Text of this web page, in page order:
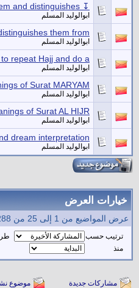
↧ What are the days of Tashreeq? What is special about them and distinguishes
ابوالوليد المسلم
them from
ابوالوليد المسلم
repeat Hajj and do a
ابوالوليد المسلم
of Surat MARYAM
ابوالوليد المسلم
of Surat AL HIJR
ابوالوليد المسلم
dream interpretation
ابوالوليد المسلم
خيارات العرض
عرض المواضيع من 1 إلى 25 من 1288
ترتيب حسب
منذ
مشاركات جديدة
موضوع